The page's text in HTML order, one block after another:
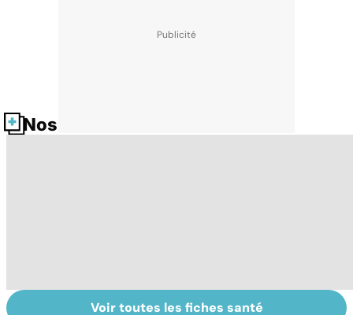
Nos fiches santé
Voir toutes les fiches santé